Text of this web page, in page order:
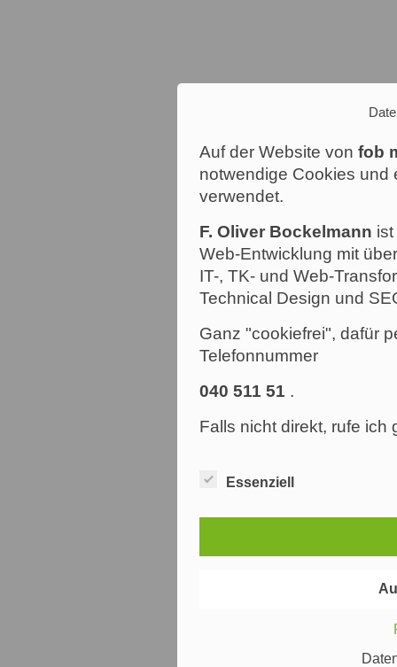
Auf der Website von fob
notwendige Cookies und
verwendet.
F. Oliver Bockelmann
Web-Entwicklung mit
IT-, TK- und Web-
Technical Design und
Ganz "cookiefrei", dafür
Telefonnummer
040 511 51 .
Falls nicht direkt, rufe ich
Essenziell